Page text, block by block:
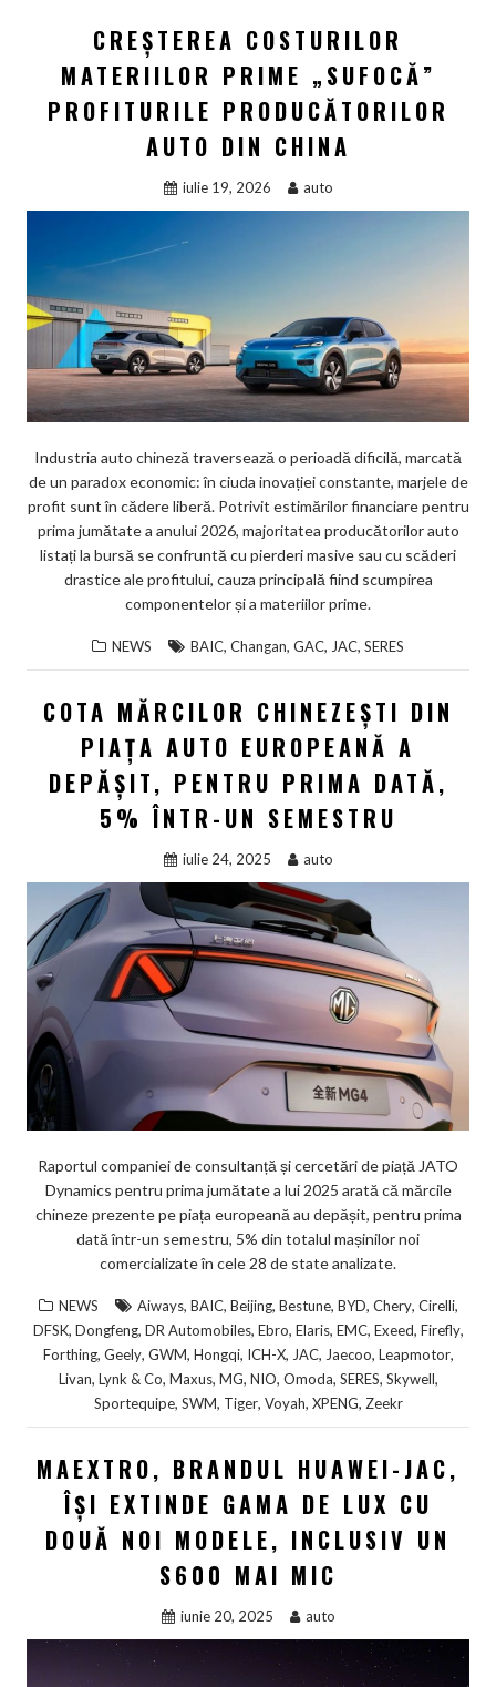
CREȘTEREA COSTURILOR
MATERIILOR PRIME „SUFOCĂ”
PROFITURILE PRODUCĂTORILOR
AUTO DIN CHINA
iulie 19, 2026 auto
Industria auto chineză traversează o perioadă dificilă, marcată
de un paradox economic: în ciuda inovației constante, marjele de
profit sunt în cădere liberă. Potrivit estimărilor financiare pentru
prima jumătate a anului 2026, majoritatea producătorilor auto
listați la bursă se confruntă cu pierderi masive sau cu scăderi
drastice ale profitului, cauza principală fiind scumpirea
componentelor și a materiilor prime.
NEWS BAIC, Changan, GAC, JAC, SERES
COTA MĂRCILOR CHINEZEȘTI DIN
PIAȚA AUTO EUROPEANĂ A
DEPĂȘIT, PENTRU PRIMA DATĂ,
5% ÎNTR-UN SEMESTRU
iulie 24, 2025 auto
Raportul companiei de consultanță și cercetări de piață JATO
Dynamics pentru prima jumătate a lui 2025 arată că mărcile
chineze prezente pe piața europeană au depășit, pentru prima
dată într-un semestru, 5% din totalul mașinilor noi
comercializate în cele 28 de state analizate.
NEWS Aiways, BAIC, Beijing, Bestune, BYD, Chery, Cirelli,
DFSK, Dongfeng, DR Automobiles, Ebro, Elaris, EMC, Exeed, Firefly,
Forthing, Geely, GWM, Hongqi, ICH-X, JAC, Jaecoo, Leapmotor,
Livan, Lynk & Co, Maxus, MG, NIO, Omoda, SERES, Skywell,
Sportequipe, SWM, Tiger, Voyah, XPENG, Zeekr
MAEXTRO, BRANDUL HUAWEI-JAC,
ÎȘI EXTINDE GAMA DE LUX CU
DOUĂ NOI MODELE, INCLUSIV UN
S600 MAI MIC
iunie 20, 2025 auto